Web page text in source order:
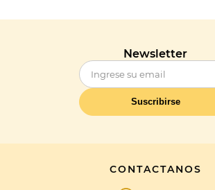
Newsletter
Suscribirse
CONTACTANOS